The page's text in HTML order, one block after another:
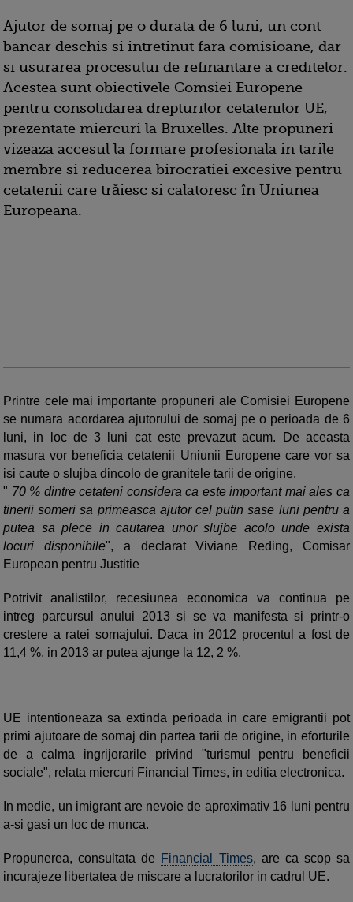
Ajutor de somaj pe o durata de 6 luni, un cont
bancar deschis si intretinut fara comisioane, dar
si usurarea procesului de refinantare a creditelor.
Acestea sunt obiectivele Comsiei Europene
pentru consolidarea drepturilor cetatenilor UE,
prezentate miercuri la Bruxelles. Alte propuneri
vizeaza accesul la formare profesionala in tarile
membre si reducerea birocratiei excesive pentru
cetatenii care trăiesc si calatoresc în Uniunea
Europeana.
Printre cele mai importante propuneri ale Comisiei Europene
se numara acordarea ajutorului de somaj pe o perioada de 6
luni, in loc de 3 luni cat este prevazut acum. De aceasta
masura vor beneficia cetatenii Uniunii Europene care vor sa
isi caute o slujba dincolo de granitele tarii de origine.
" 70 % dintre cetateni considera ca este important mai ales ca
tinerii someri sa primeasca ajutor cel putin sase luni pentru a
putea sa plece in cautarea unor slujbe acolo unde exista
locuri disponibile", a declarat Viviane Reding, Comisar
European pentru Justitie
Potrivit analistilor, recesiunea economica va continua pe
intreg parcursul anului 2013 si se va manifesta si printr-o
crestere a ratei somajului. Daca in 2012 procentul a fost de
11,4 %, in 2013 ar putea ajunge la 12, 2 %.
UE intentioneaza sa extinda perioada in care emigrantii pot
primi ajutoare de somaj din partea tarii de origine, in eforturile
de a calma ingrijorarile privind "turismul pentru beneficii
sociale", relata miercuri Financial Times, in editia electronica.
In medie, un imigrant are nevoie de aproximativ 16 luni pentru
a-si gasi un loc de munca.
Propunerea, consultata de Financial Times, are ca scop sa
incurajeze libertatea de miscare a lucratorilor in cadrul UE.